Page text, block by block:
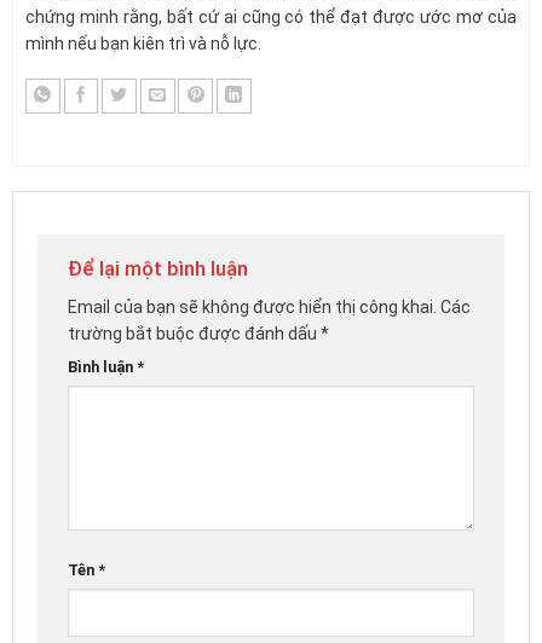
chứng minh rằng, bất cứ ai cũng có thể đạt được ước mơ của
mình nếu bạn kiên trì và nỗ lực.
Để lại một bình luận
Email của bạn sẽ không được hiển thị công khai. Các
trường bắt buộc được đánh dấu *
Bình luận *
Tên *